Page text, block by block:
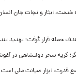
خدمت، ایثار و نجات جان
هدف حمله قرار گرفت؛ تهدید
گریه سحر دولتشاهی در
قدرت، ابزار صیانت ملی است